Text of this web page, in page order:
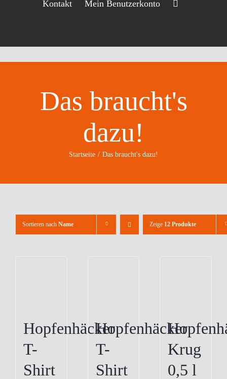
Kontakt Mein Benutzerkonto
Das braucht's
dazu!
Startseite Das braucht's dazu!
Sortieren nach Name Zeige 12 Produkte
Hopfenhäcker
T-
Shirt
Hopfenhäcker
T-
Shirt
Krug
0,5 l